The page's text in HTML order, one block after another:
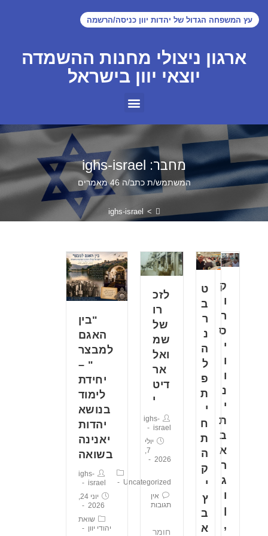
עץ המשפחה הגדול של יהדות יוון כניסה/הרשמה
ארגון ניצולי מחנות ההשמדה
יוצאי יוון בישראל
מחבר: ighs-israel
המשתמש/ת כתב/ה 46 מאמרים
>
ighs-israel
ק
ו
ר
ס
י
ו
ו
נ
י
ת
ב
א
ר
ג
ו
ן
,
ט
ב
ר
נ
ה
ל
פ
ת
י
ח
ת
ה
ק
י
ץ
ב
א
לזכ
רו
של
שמ
ואל
אר
דיט
י
ighs-
israel
יולי
7,
2026
Uncategorized
אין
תגובות
חומר
"בין
האגם
למבצר
" –
יחידת
לימוד
בנושא
יהדות
יאנינה
בשואה
ighs-
israel
יוני 24,
2026
שואת
יהודי יוון